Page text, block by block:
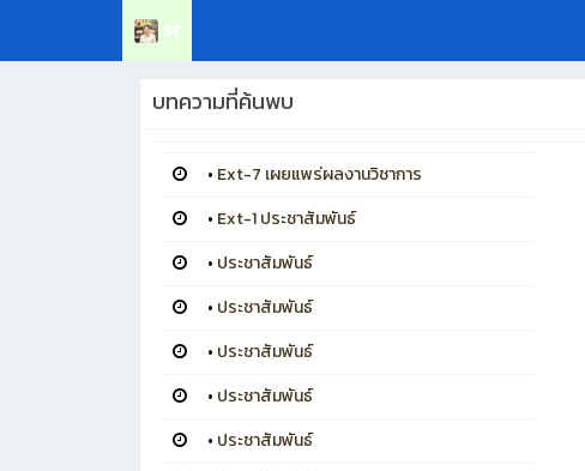
sr
บทความที่ค้นพบ
• Ext-7 เผยแพร่ผลงานวิชาการ
• Ext-1 ประชาสัมพันธ์
• ประชาสัมพันธ์
• ประชาสัมพันธ์
• ประชาสัมพันธ์
• ประชาสัมพันธ์
• ประชาสัมพันธ์